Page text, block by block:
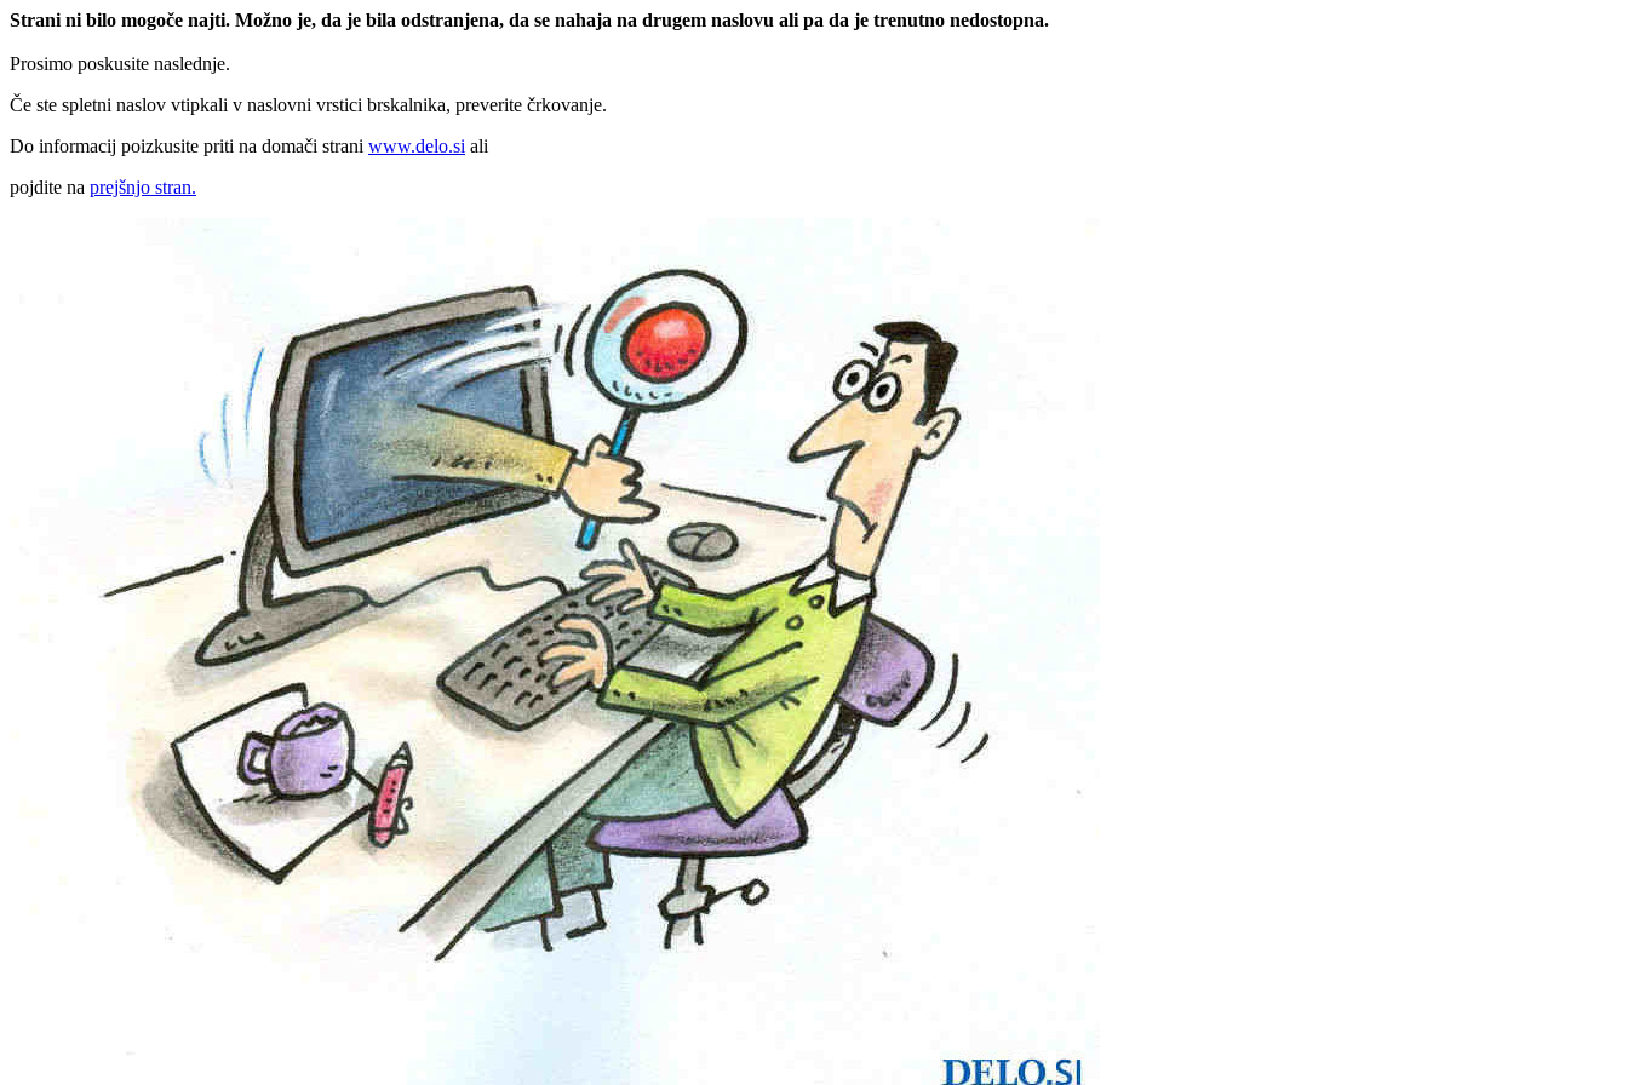
Strani ni bilo mogoče najti. Možno je, da je bila odstranjena, da se nahaja na drugem naslovu ali pa da je trenutno nedostopna.
Prosimo poskusite naslednje.
Če ste spletni naslov vtipkali v naslovni vrstici brskalnika, preverite črkovanje.
Do informacij poizkusite priti na domači strani www.delo.si ali
pojdite na prejšnjo stran.